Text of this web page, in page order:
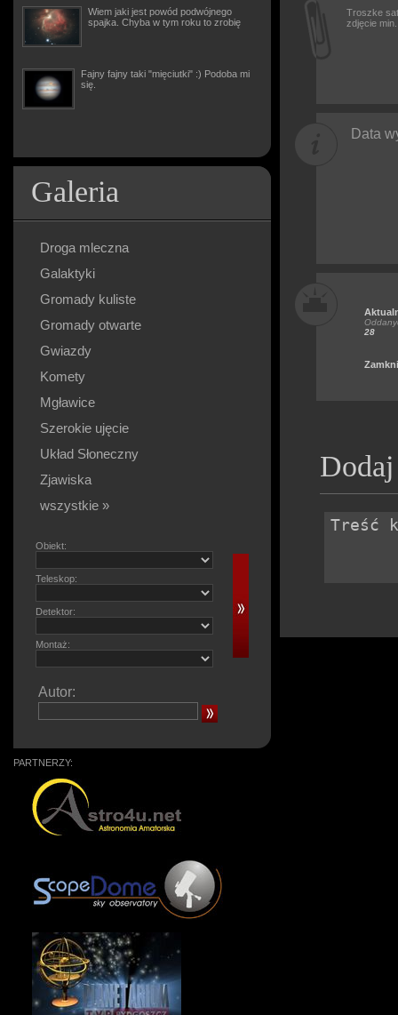
Wiem jaki jest powód podwójnego
spajka. Chyba w tym roku to zrobię
Fajny fajny taki "mięciutki" :) Podoba mi
się.
Galeria
Droga mleczna
Galaktyki
Gromady kuliste
Gromady otwarte
Gwiazdy
Komety
Mgławice
Szerokie ujęcie
Układ Słoneczny
Zjawiska
wszystkie »
Obiekt:
Teleskop:
Detektor:
Montaż:
Autor:
PARTNERZY:
Troszke
zdjęcie
Data
28